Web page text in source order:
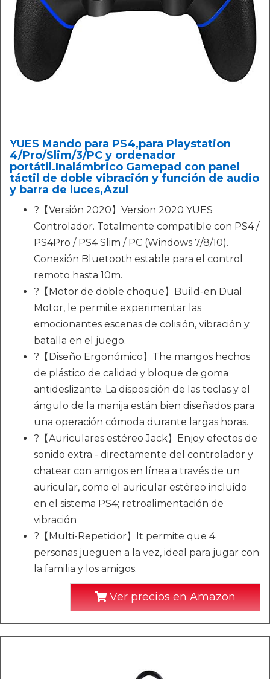
YUES Mando para PS4,para Playstation
4/Pro/Slim/3/PC y ordenador
portátil.Inalámbrico Gamepad con panel
táctil de doble vibración y función de audio
y barra de luces,Azul
?【Versión 2020】Version 2020 YUES
Controlador. Totalmente compatible con PS4 /
PS4Pro / PS4 Slim / PC (Windows 7/8/10).
Conexión Bluetooth estable para el control
remoto hasta 10m.
?【Motor de doble choque】Build-en Dual
Motor, le permite experimentar las
emocionantes escenas de colisión, vibración y
batalla en el juego.
?【Diseño Ergonómico】The mangos hechos
de plástico de calidad y bloque de goma
antideslizante. La disposición de las teclas y el
ángulo de la manija están bien diseñados para
una operación cómoda durante largas horas.
?【Auriculares estéreo Jack】Enjoy efectos de
sonido extra - directamente del controlador y
chatear con amigos en línea a través de un
auricular, como el auricular estéreo incluido
en el sistema PS4; retroalimentación de
vibración
?【Multi-Repetidor】It permite que 4
personas jueguen a la vez, ideal para jugar con
la familia y los amigos.
Ver precios en Amazon